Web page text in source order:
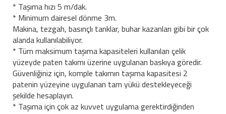
* Taşıma hızı 5 m/dak.
* Minimum dairesel dönme 3m.
Makina, tezgah, basınçlı tanklar, buhar kazanları gibi bir çok
alanda kullanılabiliyor.
* Tüm maksimum taşıma kapasiteleri kullanılan çelik
yüzeyde paten takımı üzerine uygulanan baskıya göredir.
Güvenliğiniz için, komple takımın taşıma kapasitesi 2
patenin yüzeyine uygulanan tam yükü destekleyeceği
şekilde hesaplayın.
* Taşıma için çok az kuvvet uygulama gerektirdiğinden